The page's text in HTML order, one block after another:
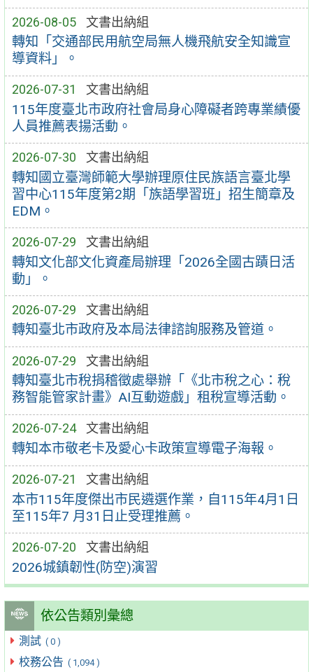
2026-08-05 文書出納組
轉知「交通部民用航空局無人機飛航安全知識宣
導資料」。
2026-07-31 文書出納組
115年度臺北市政府社會局身心障礙者跨專業績優
人員推薦表揚活動。
2026-07-30 文書出納組
轉知國立臺灣師範大學辦理原住民族語言臺北學
習中心115年度第2期「族語學習班」招生簡章及
EDM。
2026-07-29 文書出納組
轉知文化部文化資產局辦理「2026全國古蹟日活
動」。
2026-07-29 文書出納組
轉知臺北市政府及本局法律諮詢服務及管道。
2026-07-29 文書出納組
轉知臺北市稅捐稽徵處舉辦「《北市稅之心：稅
務智能管家計畫》AI互動遊戲」租稅宣導活動。
2026-07-24 文書出納組
轉知本市敬老卡及愛心卡政策宣導電子海報。
2026-07-21 文書出納組
本市115年度傑出市民遴選作業，自115年4月1日
至115年7 月31日止受理推薦。
2026-07-20 文書出納組
2026城鎮韌性(防空)演習
依公告類別彙總
測試 ( 0 )
校務公告 ( 1,094 )